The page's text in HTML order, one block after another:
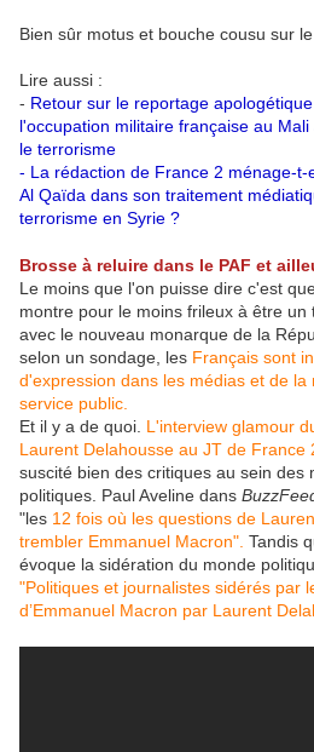
Bien sûr motus et bouche cousu sur
Lire aussi :
- Retour sur le reportage
l'occupation militaire française au
le terrorisme
- La rédaction de France 2 ménage-t-
Al Qaïda dans son traitement
terrorisme en Syrie ?
Brosse à reluire dans le PAF et
Le moins que l'on puisse dire c'est
montre pour le moins frileux à être un
avec le nouveau monarque de la
selon un sondage, les Français sont
d'expression dans les médias et de la
service public.
Et il y a de quoi. L'interview glamour
Laurent Delahousse au JT de France
suscité bien des critiques au sein des
politiques. Paul Aveline dans
"les 12 fois où les questions de
trembler Emmanuel Macron". Tandis
évoque la sidération du monde
"Politiques et journalistes sidérés par
d’Emmanuel Macron par Laurent